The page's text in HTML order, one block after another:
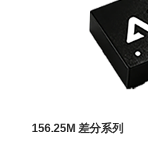
156.25M 差分系列